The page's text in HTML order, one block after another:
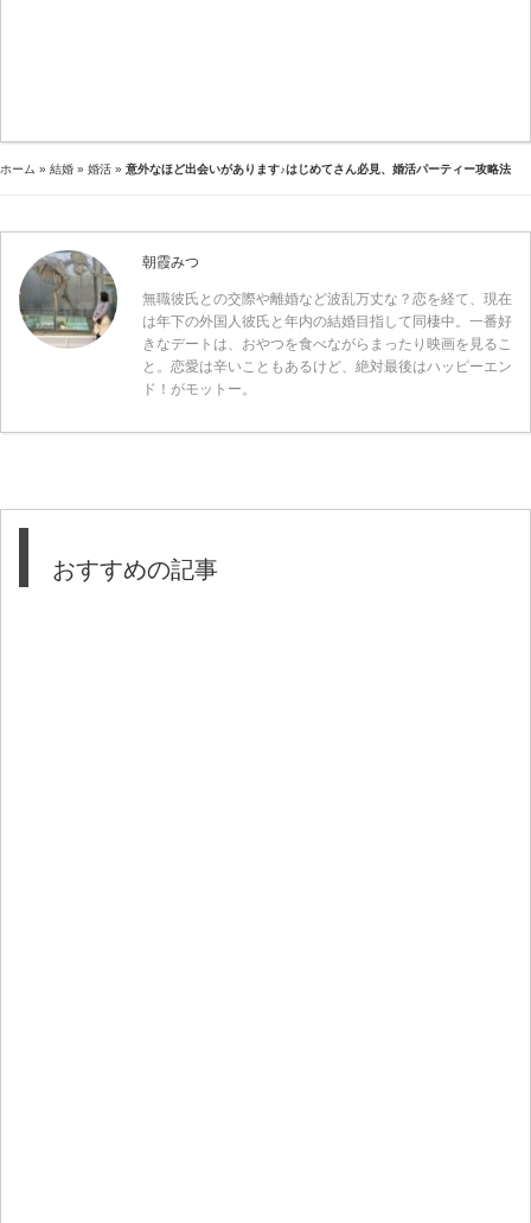
ホーム » 結婚 » 婚活 » 意外なほど出会いがあります♪はじめてさん必見、婚活パーティー攻略法
朝霞みつ
無職彼氏との交際や離婚など波乱万丈な？恋を経て、現在
は年下の外国人彼氏と年内の結婚目指して同棲中。一番好
きなデートは、おやつを食べながらまったり映画を見るこ
と。恋愛は辛いこともあるけど、絶対最後はハッピーエン
ド！がモットー。
おすすめの記事